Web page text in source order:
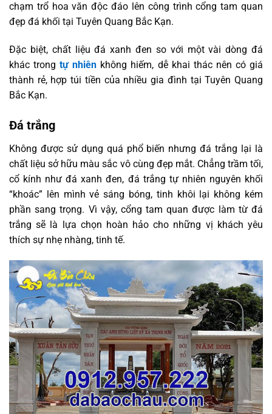
chạm trổ hoa văn độc đáo lên công trình cổng tam quan
đẹp đá khối tại Tuyên Quang Bắc Kạn.
Đặc biệt, chất liệu đá xanh đen so với một vài dòng đá
khác trongtự nhiên không hiếm, dễ khai thác nên có giá
thành rẻ, hợp túi tiền của nhiều gia đình tại Tuyên Quang
Bắc Kạn.
Đá trắng
Không được sử dụng quá phổ biến nhưng đá trắng lại là
chất liệu sở hữu màu sắc vô cùng đẹp mắt. Chẳng trầm tối,
cổ kính như đá xanh đen, đá trắng tự nhiên nguyên khối
“khoác” lên mình vẻ sáng bóng, tinh khôi lại không kém
phần sang trọng. Vì vậy, cổng tam quan được làm từ đá
trắng sẽ là lựa chọn hoàn hảo cho những vị khách yêu
thích sự nhẹ nhàng, tinh tế.